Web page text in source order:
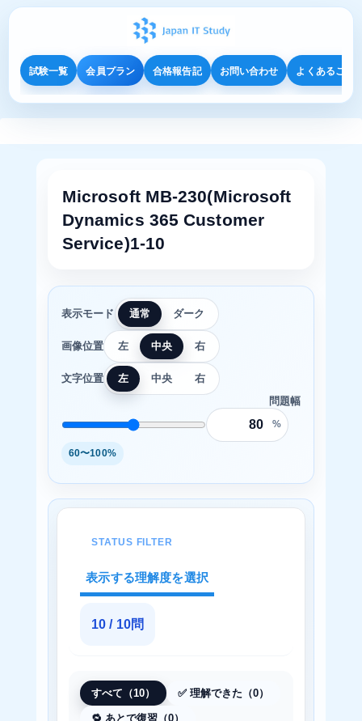
試験一覧 会員プラン 合格報告記 お問い合わせ よくあるご質
Microsoft MB-230(Microsoft
Dynamics 365 Customer
Service)1-10
表示モード 通常 ダーク
画像位置 左 中央 右
文字位置 左 中央
右
問題幅
%
60〜100%
STATUS FILTER
表示する理解度を選択
10 / 10問
すべて（10） ✅ 理解できた（0）
🔁 あとで復習（0）